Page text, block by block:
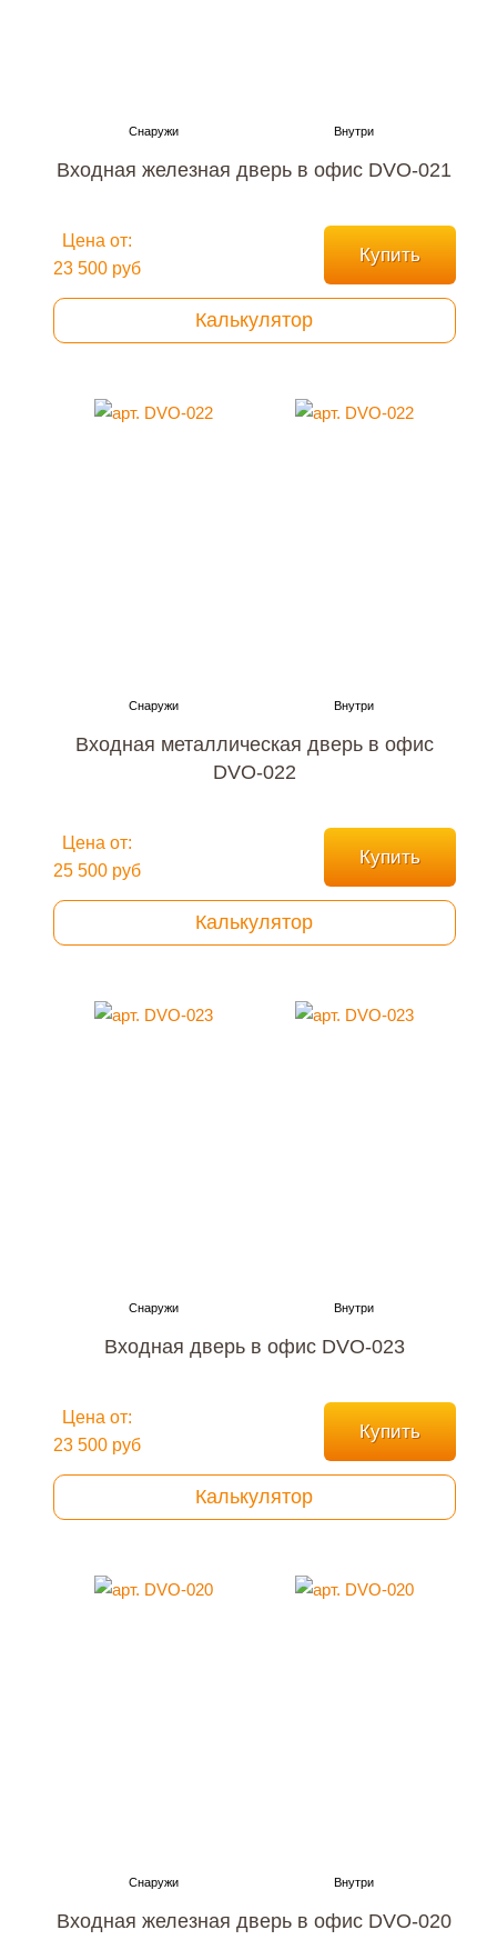
Входная железная дверь в офис DVO-021
Цена от:
23 500 руб
Купить
Калькулятор
Входная металлическая дверь в офис
DVO-022
Цена от:
25 500 руб
Купить
Калькулятор
Входная дверь в офис DVO-023
Цена от:
23 500 руб
Купить
Калькулятор
Входная железная дверь в офис DVO-020